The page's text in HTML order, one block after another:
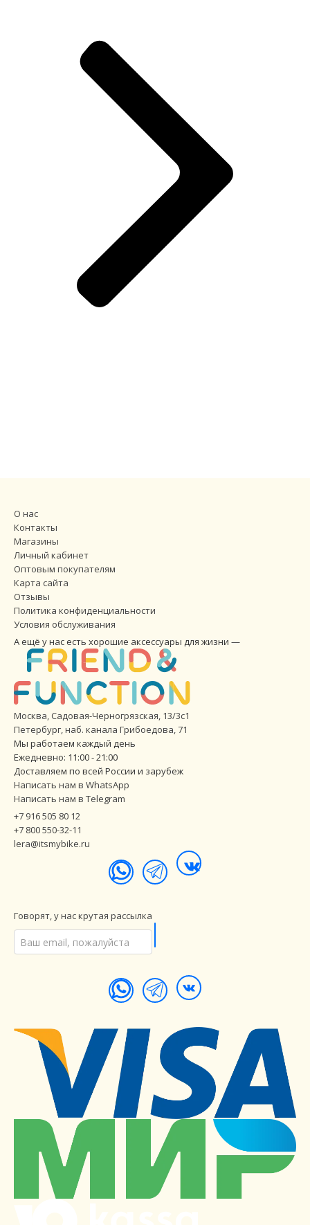
О нас
Контакты
Магазины
Личный кабинет
Оптовым покупателям
Карта сайта
Отзывы
Политика конфиденциальности
Условия обслуживания
А ещё у нас есть хорошие аксессуары для жизни —
Москва, Садовая-Черногрязская, 13/3с1
Петербург,наб. канала Грибоедова, 71
Мы работаем каждый день
Ежедневно: 11:00 - 21:00
Доставляем по всей России и зарубеж
Написать нам в WhatsApp
Написать нам в Telegram
+7 916 505 80 12
+7 800 550-32-11
lera@itsmybike.ru
Говорят, у нас крутая рассылка